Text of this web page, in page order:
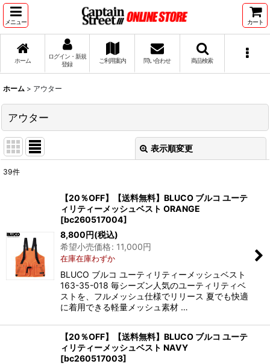
メニュー カート
ホーム
ログイン・新規
登録
ご利用案内 問い合わせ 商品検索
ホーム > アウター
アウター
表示順変更
絞り込む
39件
【20％OFF】【送料無料】BLUCO ブルコ ユーテ
ィリティーメッシュベスト ORANGE
[bc260517004]
8,800円(税込)
希望小売価格: 11,000円
在庫在庫わずか
BLUCO ブルコ ユーティリティーメッシュベスト
163-35-018 毎シーズン人気のユーティリティベ
ストを、フルメッシュ仕様でリリース 夏でも快適
に着用できる軽量メッシュ素材 …
【20％OFF】【送料無料】BLUCO ブルコ ユーテ
ィリティーメッシュベスト NAVY
[bc260517003]